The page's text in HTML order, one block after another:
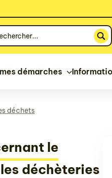
démarches
déchets
le
déchèteries